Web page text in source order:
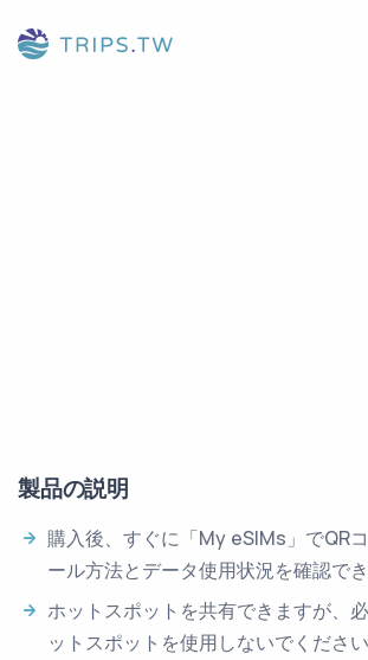
製品の説明
購入後、すぐに「My eSIMs」でQR
ール方法とデータ使用状況を確認でき
ホットスポットを共有できますが、
ットスポットを使用しないでくださ